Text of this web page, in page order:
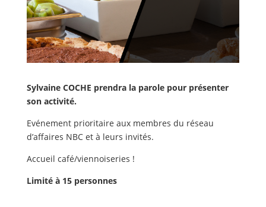
Sylvaine COCHE prendra la parole pour présenter
son activité.
Evénement prioritaire aux membres du réseau
d’affaires NBC et à leurs invités.
Accueil café/viennoiseries !
Limité à 15 personnes